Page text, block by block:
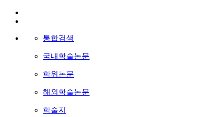
통합검색
국내학술논문
학위논문
해외학술논문
학술지